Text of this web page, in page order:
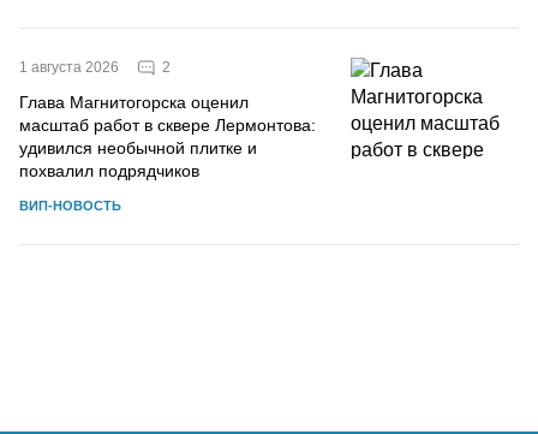
1 августа 2026 2
Глава Магнитогорска оценил
масштаб работ в сквере Лермонтова:
удивился необычной плитке и
похвалил подрядчиков
ВИП-НОВОСТЬ